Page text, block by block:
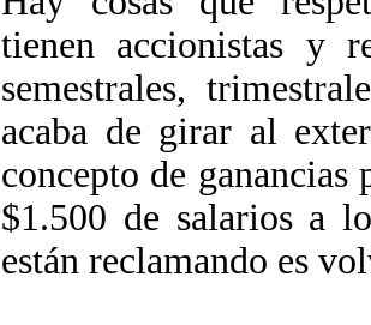
tienen accionistas y
semestrales,
acaba de girar al
concepto de
$1.500 de salarios a
están reclamando es